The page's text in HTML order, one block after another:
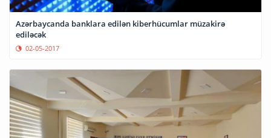
Azərbaycanda banklara edilən kiberhücumlar müzakirə
ediləcək
02-05-2017